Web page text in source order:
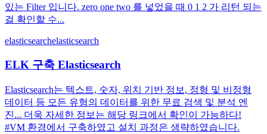
있는 Filter 입니다. zero one two 를 넣었을 때 0 1 2 가 리턴 되는
걸 확인할 수...
elasticsearchelasticsearch
ELK 구축 Elasticsearch
Elasticsearch는 텍스트, 숫자, 위치 기반 정보, 정형 및 비정형
데이터 등 모든 유형의 데이터를 위한 무료 검색 및 분석 엔
진... 더욱 자세한 정보는 해당 링크에서 확인이 가능하다!
#VM 환경에서 구축하였고 설치 과정은 생략하였습니다.